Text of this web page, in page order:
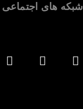
شبکه های اجتماعی